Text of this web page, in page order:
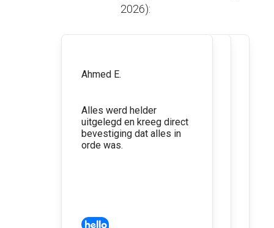
2026):
Beoordeling van Ahmed E.
Ahmed E.
Alles werd helder
uitgelegd en kreeg direct
bevestiging dat alles in
orde was.
5 sterren
de overschakeling van
verzekeringen en heel
goed geholpen ben
geweest door de
Beoordeling van Wendy O.
Wendy O.
Alles wordt snel
geantwoord en opgelost